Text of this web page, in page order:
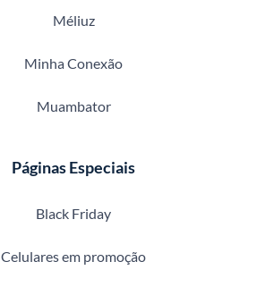
Méliuz
Minha Conexão
Muambator
Páginas Especiais
Black Friday
Celulares em promoção